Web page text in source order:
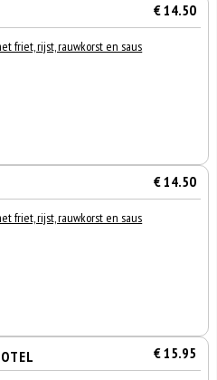
€ 14.50
friet, rijst, rauwkorst en saus
€ 14.50
friet, rijst, rauwkorst en saus
€ 15.95